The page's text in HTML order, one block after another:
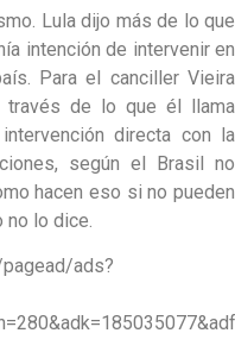
Lula dijo más de lo que
intención de intervenir en
Para el canciller Vieira
de lo que él llama
directa con la
según el Brasil no
hacen eso si no pueden
no lo dice.
ads?